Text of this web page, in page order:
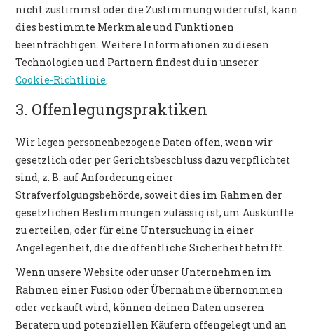
nicht zustimmst oder die Zustimmung widerrufst, kann
dies bestimmte Merkmale und Funktionen
beeinträchtigen. Weitere Informationen zu diesen
Technologien und Partnern findest du in unserer
Cookie-Richtlinie.
3. Offenlegungspraktiken
Wir legen personenbezogene Daten offen, wenn wir
gesetzlich oder per Gerichtsbeschluss dazu verpflichtet
sind, z. B. auf Anforderung einer
Strafverfolgungsbehörde, soweit dies im Rahmen der
gesetzlichen Bestimmungen zulässig ist, um Auskünfte
zu erteilen, oder für eine Untersuchung in einer
Angelegenheit, die die öffentliche Sicherheit betrifft.
Wenn unsere Website oder unser Unternehmen im
Rahmen einer Fusion oder Übernahme übernommen
oder verkauft wird, können deinen Daten unseren
Beratern und potenziellen Käufern offengelegt und an